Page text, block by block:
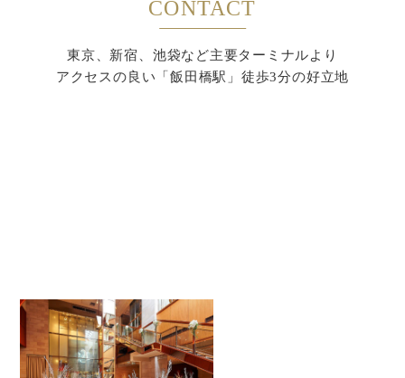
CONTACT
東京、新宿、池袋など主要ターミナルより
アクセスの良い「飯田橋駅」徒歩3分の好立地